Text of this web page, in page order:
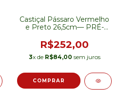
Castiçal Pássaro Vermelho
e Preto 26,5cm— PRÉ-
R$252,00
3x de R$84,00 sem juros